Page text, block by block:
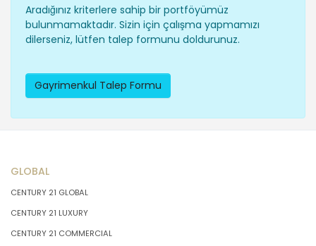
Aradığınız kriterlere sahip bir portföyümüz
bulunmamaktadır. Sizin için çalışma yapmamızı
dilerseniz, lütfen talep formunu doldurunuz.
Gayrimenkul Talep Formu
GLOBAL
CENTURY 21 GLOBAL
CENTURY 21 LUXURY
CENTURY 21 COMMERCIAL